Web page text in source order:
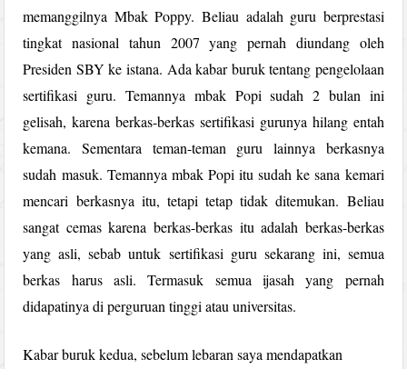
memanggilnya Mbak Poppy. Beliau adalah guru berprestasi
tingkat nasional tahun 2007 yang pernah diundang oleh
Presiden SBY ke istana. Ada kabar buruk tentang pengelolaan
sertifikasi guru. Temannya mbak Popi sudah 2 bulan ini
gelisah, karena berkas-berkas sertifikasi gurunya hilang entah
kemana. Sementara teman-teman guru lainnya berkasnya
sudah masuk. Temannya mbak Popi itu sudah ke sana kemari
mencari berkasnya itu, tetapi tetap tidak ditemukan. Beliau
sangat cemas karena berkas-berkas itu adalah berkas-berkas
yang asli, sebab untuk sertifikasi guru sekarang ini, semua
berkas harus asli. Termasuk semua ijasah yang pernah
didapatinya di perguruan tinggi atau universitas.
Kabar buruk kedua, sebelum lebaran saya mendapatkan